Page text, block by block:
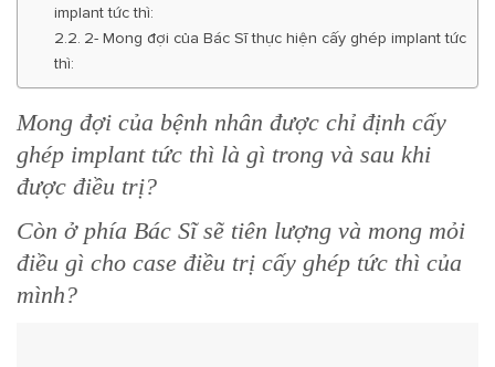
implant tức thì:
2- Mong đợi của Bác Sĩ thực hiện cấy ghép implant tức
thì:
Mong đợi của bệnh nhân được chỉ định cấy
ghép implant tức thì là gì trong và sau khi
được điều trị?
Còn ở phía Bác Sĩ sẽ tiên lượng và mong mỏi
điều gì cho case điều trị cấy ghép tức thì của
mình?